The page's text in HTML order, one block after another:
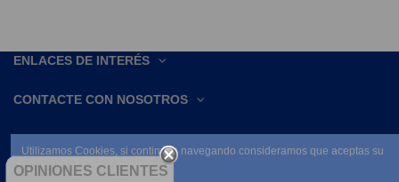
ENLACES DE INTERÉS
CONTACTE CON NOSOTROS
OPINIONES CLIENTES
Utilizamos Cookies, si continúas navegando consideramos que aceptas su
uso.